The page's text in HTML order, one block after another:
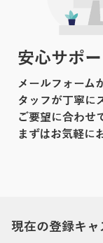
安心サポー
メールフォーム
タッフが丁寧に
ご要望に合わせ
まずはお気軽に
現在の登録キャ